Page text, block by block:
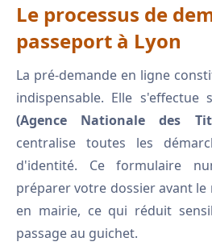
Le processus de
passeport à Lyon
La pré-demande en ligne
indispensable. Elle
(Agence Nationale des
centralise toutes les
d'identité. Ce formulaire
préparer votre dossier avant le
en mairie, ce qui réduit
passage au guichet.